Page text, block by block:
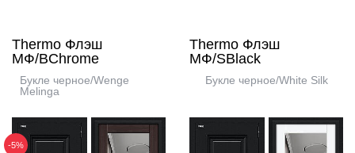
Thermo Флэш
МФ/BChrome
Букле черное/Wenge
Melinga
-5%
Thermo Флэш
МФ/SBlack
Букле черное/White Silk